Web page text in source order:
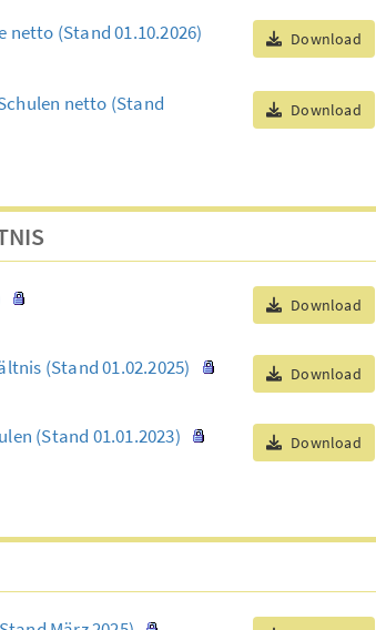
netto (Stand 01.10.2026) Download
netto (Stand
Download
Download
(Stand 01.02.2025) Download
(Stand 01.01.2023) Download